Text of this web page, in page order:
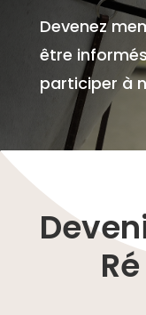
Devenez
être
participer à